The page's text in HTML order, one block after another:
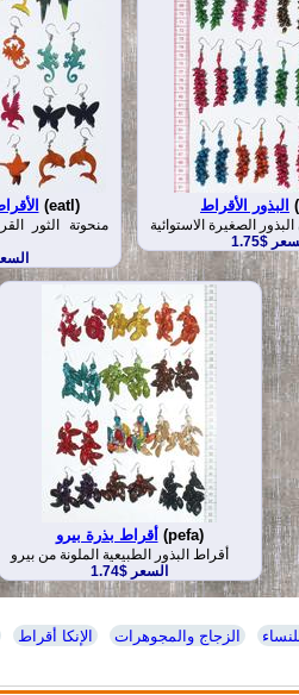
(eatl)
منحوتة الثور
البذور الأقراط
الصغيرة الاستوائية
$1.75
أقراط بذرة بيرو (pefa)
أقراط البذور الطبيعية الملونة من بيرو
السعر $1.74
الإنكا أقراط الزجاج والمجوهرات